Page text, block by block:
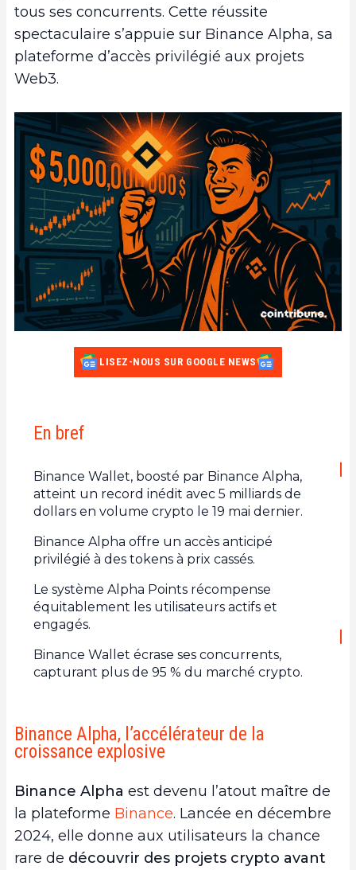
tous ses concurrents. Cette réussite
spectaculaire s’appuie sur Binance Alpha, sa
plateforme d’accès privilégié aux projets
Web3.
LISEZ-NOUS SUR GOOGLE NEWS
En bref
Binance Wallet, boosté par Binance Alpha,
atteint un record inédit avec 5 milliards de
dollars en volume crypto le 19 mai dernier.
Binance Alpha offre un accès anticipé
privilégié à des tokens à prix cassés.
Le système Alpha Points récompense
équitablement les utilisateurs actifs et
engagés.
Binance Wallet écrase ses concurrents,
capturant plus de 95 % du marché crypto.
Binance Alpha, l’accélérateur de la
croissance explosive
Binance Alpha est devenu l’atout maître de
la plateforme Binance. Lancée en décembre
2024, elle donne aux utilisateurs la chance
rare de découvrir des projets crypto avant